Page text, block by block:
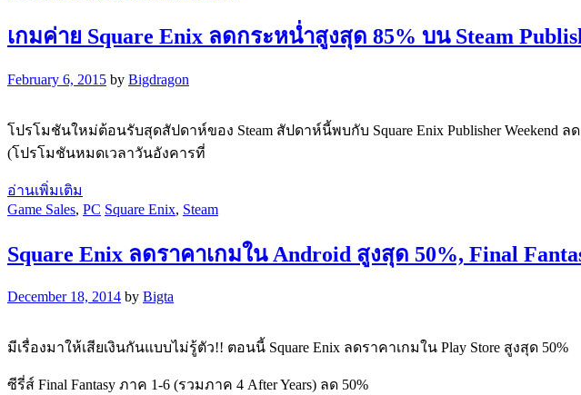
เกมค่าย Square Enix ลดกระหน่ำสูงสุด 85% บน Steam
February 6, 2015 by Bigdragon
โปรโมชันใหม่ต้อนรับสุดสัปดาห์ของ Steam สัปดาห์นี้พบกับ Square Enix Publisher Weekend
(โปรโมชันหมดเวลาวันอังคารที่
อ่านเพิ่มเติม
Game Sales, PC Square Enix, Steam
Square Enix ลดราคาเกมใน Android สูงสุด 50%, Final
December 18, 2014 by Bigta
มีเรื่องมาให้เสียเงินกันแบบไม่รู้ตัว!! ตอนนี้ Square Enix ลดราคาเกมใน Play Store สูงสุด 50%
ซีรี่ส์ Final Fantasy ภาค 1-6 (รวมภาค 4 After Years) ลด 50%